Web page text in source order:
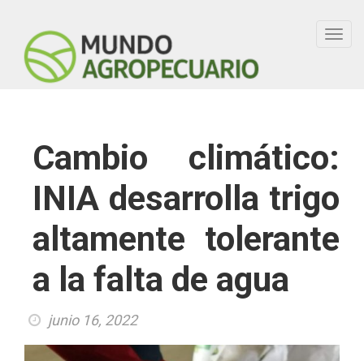
Cambio climático:
INIA desarrolla trigo
altamente tolerante
a la falta de agua
junio 16, 2022